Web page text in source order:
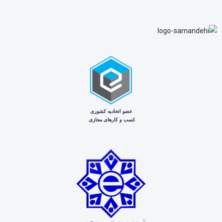
آلومینیوم
حدود 16.60 lbs
شماره‌های قبلی جایگزین‌شده7283321، 6676957، 6667587
به‌عنوان جایگزین مستقیم معرفی شده است.
این استارت روی چه مدل‌هایی نصب